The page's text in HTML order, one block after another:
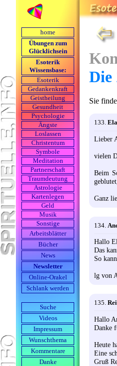
home
Übungen zum
Glücklichsein
Esoterik
Wissensbase:
Esoterik
Gedankenkraft
Geistheilung
Gesundheit
Psychologie
Ängste
Loslassen
Christentum
Symbole
Meditation
Partnerschaft
Traumdeutung
Astrologie
Kartenlegen
Geld
Musik
Sonstige
Arbeits­blätter
Bücher
News
Newsletter
Online-Orakel
Schlank werden
Suche
Videos
Impressum
Wunschthema
Kommentare
Danke
Die
Sie
133.
Lieber
vielen
Beim
Ganz
134.
Hallo
Das
So
lg von
135.
Hallo
Danke
Heute
Eine
Gruß